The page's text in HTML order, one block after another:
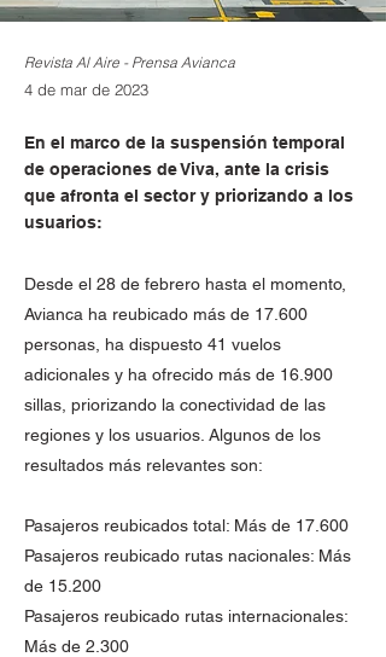
Revista Al Aire - Prensa Avianca
4 de mar de 2023
En el marco de la suspensión temporal
de operaciones de Viva, ante la crisis
que afronta el sector y priorizando a los
usuarios:
Desde el 28 de febrero hasta el momento,
Avianca ha reubicado más de 17.600
personas, ha dispuesto 41 vuelos
adicionales y ha ofrecido más de 16.900
sillas, priorizando la conectividad de las
regiones y los usuarios. Algunos de los
resultados más relevantes son:
Pasajeros reubicados total: Más de 17.600
Pasajeros reubicado rutas nacionales: Más
de 15.200
Pasajeros reubicado rutas internacionales:
Más de 2.300